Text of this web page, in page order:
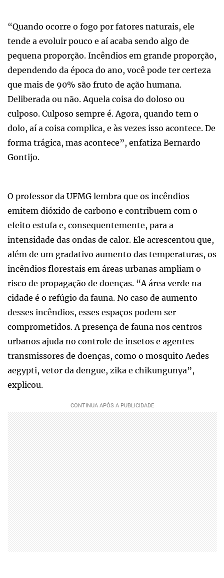
“Quando ocorre o fogo por fatores naturais, ele
tende a evoluir pouco e aí acaba sendo algo de
pequena proporção. Incêndios em grande proporção,
dependendo da época do ano, você pode ter certeza
que mais de 90% são fruto de ação humana.
Deliberada ou não. Aquela coisa do doloso ou
culposo. Culposo sempre é. Agora, quando tem o
dolo, aí a coisa complica, e às vezes isso acontece. De
forma trágica, mas acontece”, enfatiza Bernardo
Gontijo.
O professor da UFMG lembra que os incêndios
emitem dióxido de carbono e contribuem com o
efeito estufa e, consequentemente, para a
intensidade das ondas de calor. Ele acrescentou que,
além de um gradativo aumento das temperaturas, os
incêndios florestais em áreas urbanas ampliam o
risco de propagação de doenças. “A área verde na
cidade é o refúgio da fauna. No caso de aumento
desses incêndios, esses espaços podem ser
comprometidos. A presença de fauna nos centros
urbanos ajuda no controle de insetos e agentes
transmissores de doenças, como o mosquito Aedes
aegypti, vetor da dengue, zika e chikungunya”,
explicou.